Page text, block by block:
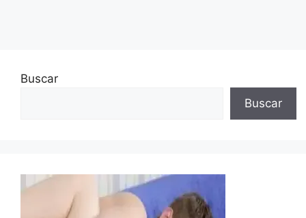
Buscar
Buscar